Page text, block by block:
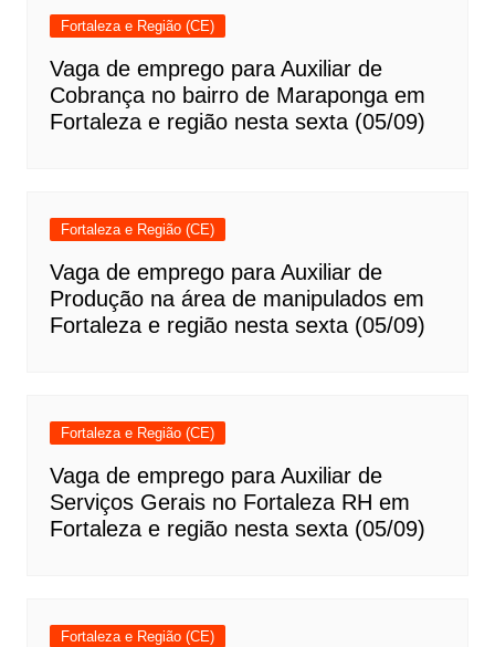
Fortaleza e Região (CE)
Vaga de emprego para Auxiliar de
Cobrança no bairro de Maraponga em
Fortaleza e região nesta sexta (05/09)
Fortaleza e Região (CE)
Vaga de emprego para Auxiliar de
Produção na área de manipulados em
Fortaleza e região nesta sexta (05/09)
Fortaleza e Região (CE)
Vaga de emprego para Auxiliar de
Serviços Gerais no Fortaleza RH em
Fortaleza e região nesta sexta (05/09)
Fortaleza e Região (CE)